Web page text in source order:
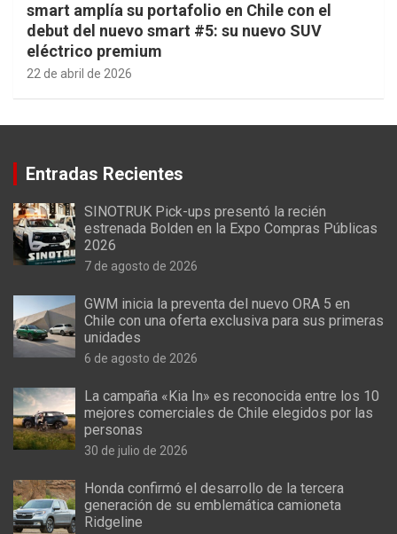
smart amplía su portafolio en Chile con el
debut del nuevo smart #5: su nuevo SUV
eléctrico premium
22 de abril de 2026
Entradas Recientes
SINOTRUK Pick-ups presentó la recién
estrenada Bolden en la Expo Compras Públicas
2026
7 de agosto de 2026
GWM inicia la preventa del nuevo ORA 5 en
Chile con una oferta exclusiva para sus primeras
unidades
6 de agosto de 2026
La campaña «Kia In» es reconocida entre los 10
mejores comerciales de Chile elegidos por las
personas
30 de julio de 2026
Honda confirmó el desarrollo de la tercera
generación de su emblemática camioneta
Ridgeline